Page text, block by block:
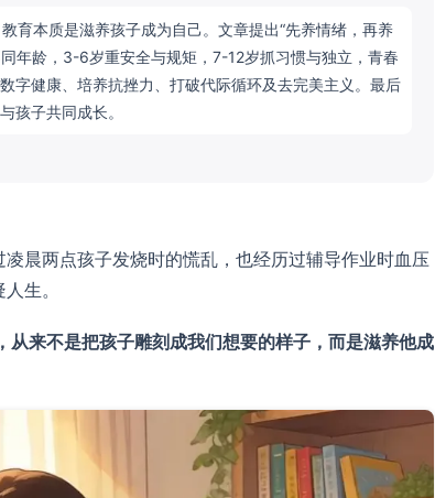
育本质是滋养孩子成为自己。文章提出“先养情绪，再养
年龄，3-6岁重安全与规矩，7-12岁抓习惯与独立，青春
字健康、培养抗挫力、打破代际循环及去完美主义。最后
孩子共同成长。
晨两点孩子发烧时的慌乱，也经历过辅导作业时血压
生。
从来不是把孩子雕刻成我们想要的样子，而是滋养他成